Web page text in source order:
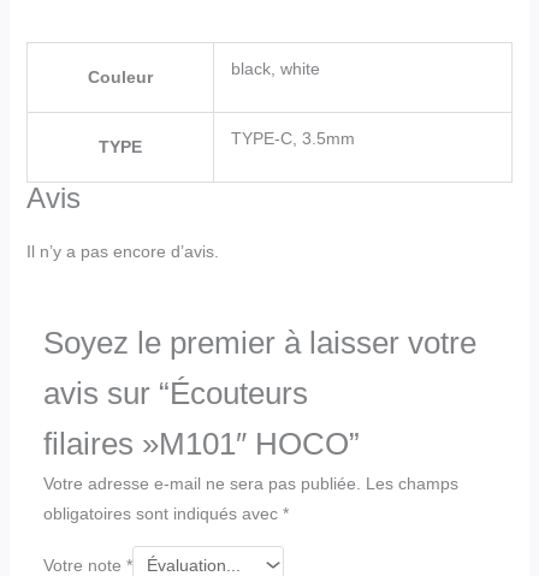
Couleur black, white
TYPE TYPE-C, 3.5mm
Avis
Il n’y a pas encore d’avis.
Soyez le premier à laisser votre
avis sur “Écouteurs
filaires »M101″ HOCO”
Votre adresse e-mail ne sera pas publiée.
Les champs
obligatoires sont indiqués avec *
Votre note *